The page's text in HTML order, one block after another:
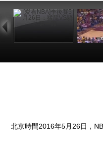
騎士 第一節
騎
北京時間2016年5月26日，